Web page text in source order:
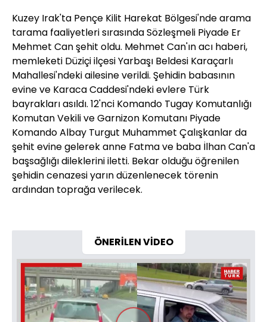
Kuzey Irak'ta Pençe Kilit Harekat Bölgesi'nde arama
tarama faaliyetleri sırasında Sözleşmeli Piyade Er
Mehmet Can şehit oldu. Mehmet Can'ın acı haberi,
memleketi Düziçi ilçesi Yarbaşı Beldesi Karaçarlı
Mahallesi'ndeki ailesine verildi. Şehidin babasının
evine ve Karaca Caddesi'ndeki evlere Türk
bayrakları asıldı. 12'nci Komando Tugay Komutanlığı
Komutan Vekili ve Garnizon Komutanı Piyade
Komando Albay Turgut Muhammet Çalışkanlar da
şehit evine gelerek anne Fatma ve baba İlhan Can'a
başsağlığı dileklerini iletti. Bekar olduğu öğrenilen
şehidin cenazesi yarın düzenlenecek törenin
ardından toprağa verilecek.
ÖNERİLEN VİDEO